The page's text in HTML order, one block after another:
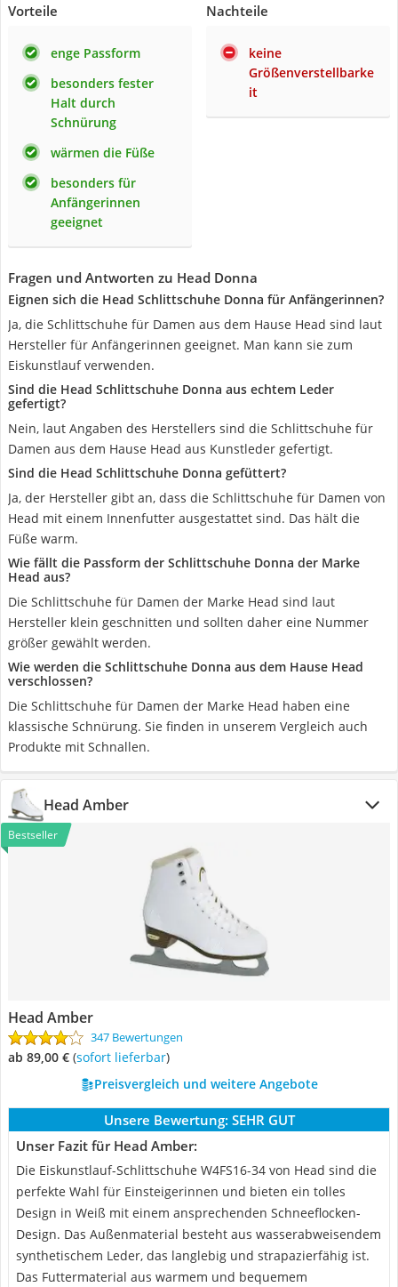
Vorteile
enge Passform
besonders fester
Halt durch
Schnürung
wärmen die Füße
besonders für
Anfängerinnen
geeignet
Nachteile
keine
Größenverstellbarke
it
Fragen und Antworten zu Head Donna
Eignen sich die Head Schlittschuhe Donna für Anfängerinnen?
Ja, die Schlittschuhe für Damen aus dem Hause Head sind laut
Hersteller für Anfängerinnen geeignet. Man kann sie zum
Eiskunstlauf verwenden.
Sind die Head Schlittschuhe Donna aus echtem Leder
gefertigt?
Nein, laut Angaben des Herstellers sind die Schlittschuhe für
Damen aus dem Hause Head aus Kunstleder gefertigt.
Sind die Head Schlittschuhe Donna gefüttert?
Ja, der Hersteller gibt an, dass die Schlittschuhe für Damen von
Head mit einem Innenfutter ausgestattet sind. Das hält die
Füße warm.
Wie fällt die Passform der Schlittschuhe Donna der Marke
Head aus?
Die Schlittschuhe für Damen der Marke Head sind laut
Hersteller klein geschnitten und sollten daher eine Nummer
größer gewählt werden.
Wie werden die Schlittschuhe Donna aus dem Hause Head
verschlossen?
Die Schlittschuhe für Damen der Marke Head haben eine
klassische Schnürung. Sie finden in unserem Vergleich auch
Produkte mit Schnallen.
Head Amber
Bestseller
Head Amber
347 Bewertungen
ab 89,00 € ( Sofort lieferbar)
Preisvergleich und weitere Angebote
Unsere Bewertung: SEHR GUT
Unser Fazit für Head Amber:
Die Eiskunstlauf-Schlittschuhe W4FS16-34 von Head sind die
perfekte Wahl für Einsteigerinnen und bieten ein tolles
Design in Weiß mit einem ansprechenden Schneeflocken-
Design. Das Außenmaterial besteht aus wasserabweisendem
synthetischem Leder, das langlebig und strapazierfähig ist.
Das Futtermaterial aus warmem und bequemem